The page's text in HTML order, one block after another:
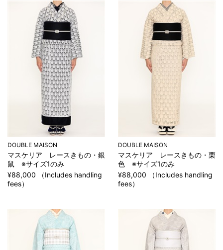
DOUBLE MAISON
マスケリア レースきもの・銀
鼠 ※サイズ1のみ
¥88,000 （Includes handling
fees）
DOUBLE MAISON
マスケリア レースきもの・栗
色 ※サイズ1のみ
¥88,000 （Includes handling
fees）